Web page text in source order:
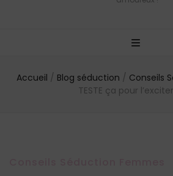
Accueil / Blog séduction / Conseils
TESTE ça pour